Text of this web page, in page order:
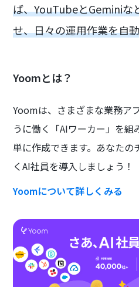
ば、YouTubeとGeminiな
せ、日々の運用作業を自
Yoomとは？
Yoomは、さまざまな業務ア
うに働く「AIワーカー」を
単に作成できます。あなた
くAI社員を導入しましょう！
Yoomについて詳しくみる